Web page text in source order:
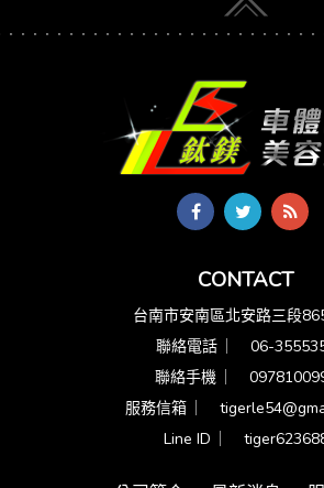
CONTACT
台南市安南區北安路三段
聯絡電話 ︳ 06-
聯絡手機 ︳
服務信箱 ︳
Line ID ︳